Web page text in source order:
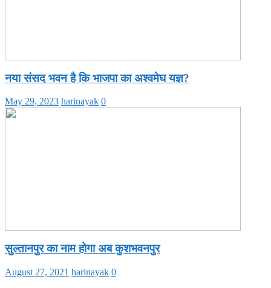
नया संसद भवन है कि भाजपा का अश्वमेघ यज्ञ?
May 29, 2023 harinayak 0
सुल्तानपुर का नाम होगा अब कुशभवनपुर
August 27, 2021 harinayak 0